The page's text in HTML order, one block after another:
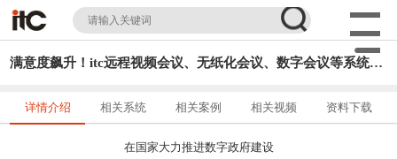
满意度飙升！itc远程视频会议、无纸化会议、数字会议等系统助力济宁市行政审批服务局打造「智慧政务」新标杆
详情介绍 相关系统 相关案例 相关视频 资料下载
在国家大力推进数字政府建设